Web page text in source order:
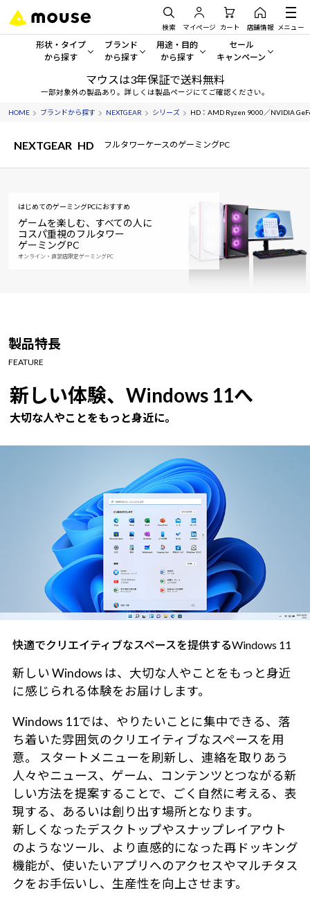
検索 マイページ カート 店舗情報 メニュー
形状・タイプ
から探す
形状・タイプから探す をすべてみる
デスクトップPC
ノートPC
サーバー
ワークステーション
ブランド
から探す
mouse
G TUNE
NEXTGEAR
MousePro
用途・目的
から探す
一般向けパソコン
ゲーミングPC・ゲーム向けパソコン
クリエイティブ向け
学習向けパソコン
スペック/パーツ別
セール
キャンペーン
セール・キャンペー
期間限定セール
おすすめ目玉パソコン
今イチオシのパソコンをピ
Windows 11|Copilot+ PC
マウスは3年保証で送料無料
一部対象外の製品あり。詳しくは製品ページにてご確認ください。
HOME ブランドから探す NEXTGEAR シリーズ HD：AMD Ryzen 9000／NVIDIA
NEXTGEAR HD フルタワーケースのゲーミングPC
はじめてのゲーミングPCにおすすめ
ゲームを楽しむ、すべての人に
コスパ重視のフルタワー
ゲーミングPC
オンライン・直営店限定ゲーミングPC
製品特長
FEATURE
新しい体験、Windows 11へ
大切な人やことをもっと身近に。
快適でクリエイティブなスペースを提供するWindows 11
新しい Windows は、大切な人やことをもっと身近
に感じられる体験をお届けします。
Windows 11では、やりたいことに集中できる、落
ち着いた雰囲気のクリエイティブなスペースを用
意。 スタートメニューを刷新し、連絡を取りあう
人々やニュース、ゲーム、コンテンツとつながる新
しい方法を提案することで、ごく自然に考える、表
現する、あるいは創り出す場所となります。
新しくなったデスクトップやスナップレイアウト
のようなツール、より直感的になった再ドッキング
機能が、使いたいアプリへのアクセスやマルチタス
クをお手伝いし、生産性を向上させます。